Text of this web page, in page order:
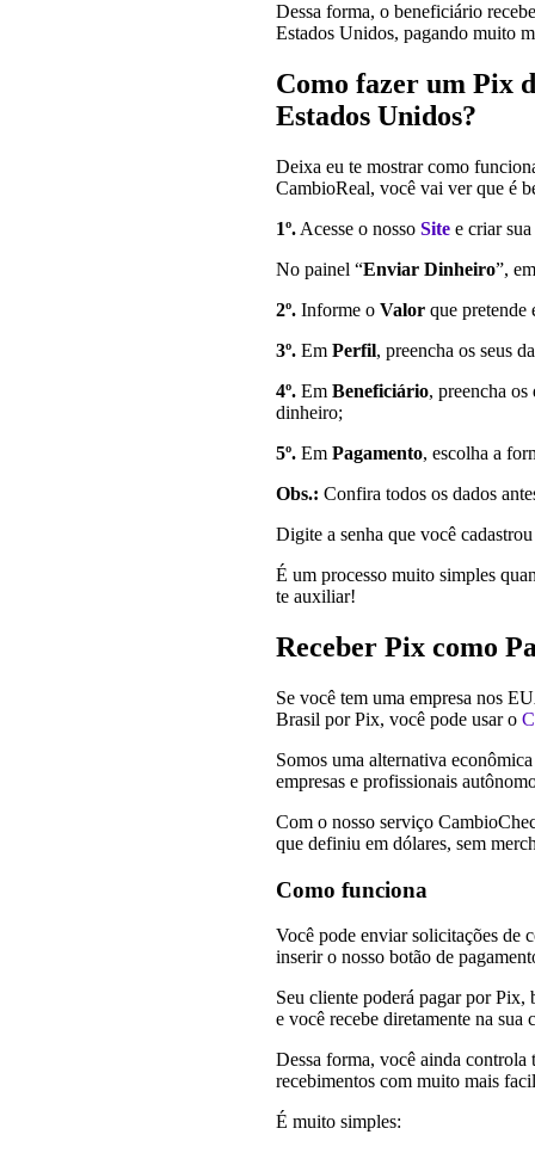
Dessa forma, o beneficiário
Estados Unidos, pagando muito
Como fazer um Pix
Estados Unidos?
Deixa eu te mostrar como
CambioReal, você vai ver que é
1º.Acesse o nosso Site e criar
No painel “Enviar Dinheiro”,
2º.Informe o Valorque pretende
3º.Em Perfil, preencha os seus
4º.Em Beneficiário, preencha os
dinheiro;
5º.Em Pagamento, escolha a
Obs.: Confira todos os dados
Digite a senha que você
É um processo muito simples
te auxiliar!
Receber Pix como
Se você tem uma empresa nos
Brasil por Pix, você pode usar o
Somos uma alternativa
empresas e profissionais
Com o nosso serviço
que definiu em dólares, sem
Como funciona
Você pode enviar solicitações de
inserir o nosso botão de
Seu cliente poderá pagar por
e você recebe diretamente na sua
Dessa forma, você ainda controla
recebimentos com muito mais
É muito simples: